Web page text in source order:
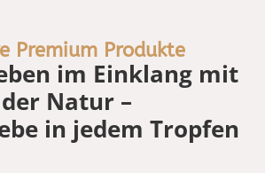
Premium Produkte
im Einklang mit
der Natur –
in jedem Tropfen